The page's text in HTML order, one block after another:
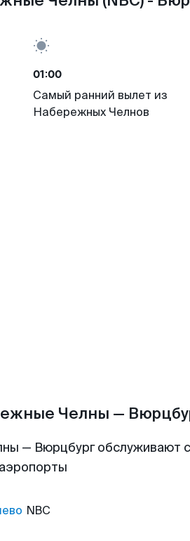
01:00
Самый ранний вылет из
Набережных Челнов
Челны —
— Вюрцбург обслуживают
аэропорты
NBC